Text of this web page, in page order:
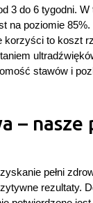
3 do 6 tygodni.
na poziomie
to koszt
stawów i
– nasze
pełni
rezultaty.